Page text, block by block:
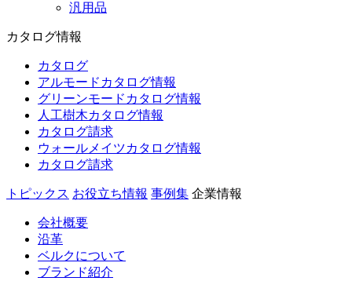
汎用品
カタログ情報
カタログ
アルモードカタログ情報
グリーンモードカタログ情報
人工樹木カタログ情報
カタログ請求
ウォールメイツカタログ情報
カタログ請求
トピックス お役立ち情報 事例集 企業情報
会社概要
沿革
ベルクについて
ブランド紹介